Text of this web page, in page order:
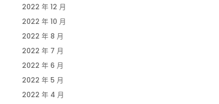
2022 年 12 月
2022 年 10 月
2022 年 8 月
2022 年 7 月
2022 年 6 月
2022 年 5 月
2022 年 4 月